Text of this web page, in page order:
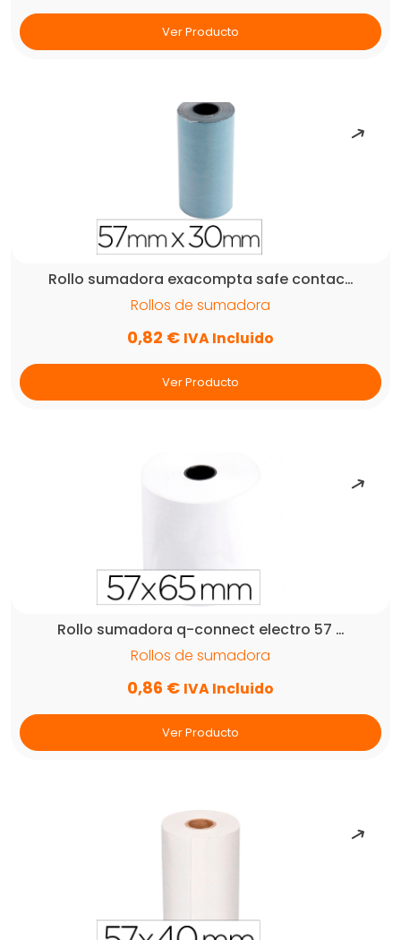
Ver Producto
Rollo sumadora exacompta safe contac…
Rollos de sumadora
0,82 € IVA Incluido
Ver Producto
Rollo sumadora q-connect electro 57 …
Rollos de sumadora
0,86 € IVA Incluido
Ver Producto